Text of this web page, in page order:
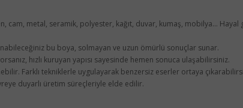
cam, metal, seramik, polyester, kağıt, duvar, kumaş, mobilya... Hayal
bu boya, solmayan ve uzun ömürlü sonuçlar sunar.
hızlı kuruyan yapısı sayesinde hemen sonuca ulaşabilirsiniz.
Farklı tekniklerle uygulayarak benzersiz eserler ortaya
duyarlı üretim süreçleriyle elde edilir.